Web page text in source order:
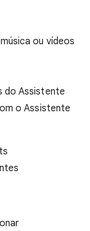
ou vídeos
do Assistente
o Assistente